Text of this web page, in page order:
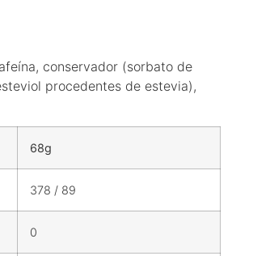
conservador (sorbato de
procedentes de estevia),
68g
378 / 89
0